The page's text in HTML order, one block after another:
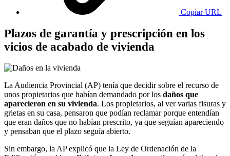
Copiar URL
Plazos de garantía y prescripción en los
vicios de acabado de vivienda
La Audiencia Provincial (AP) tenía que decidir sobre el recurso de
unos propietarios que habían demandado por los daños que
aparecieron en su vivienda. Los propietarios, al ver varias fisuras y
grietas en su casa, pensaron que podían reclamar porque entendían
que eran daños que no habían prescrito, ya que seguían apareciendo
y pensaban que el plazo seguía abierto.
Sin embargo, la AP explicó que la Ley de Ordenación de la